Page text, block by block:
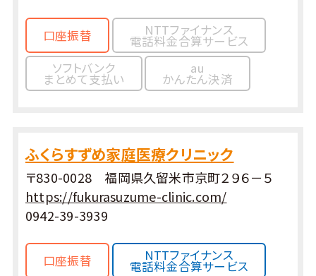
口座振替 NTTファイナンス
電話料金合算サービス
ソフトバンク
まとめて支払い
au
かんたん決済
ふくらすずめ家庭医療クリニック
〒830-0028 福岡県久留米市京町２９６－５
https://fukurasuzume-clinic.com/
0942-39-3939
口座振替 NTTファイナンス
電話料金合算サービス